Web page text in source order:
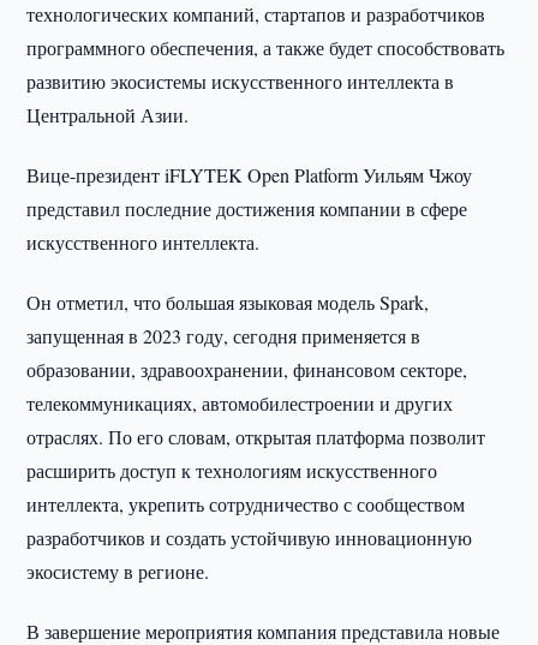
технологических компаний, стартапов и разработчиков
программного обеспечения, а также будет способствовать
развитию экосистемы искусственного интеллекта в
Центральной Азии.
Вице-президент iFLYTEK Open Platform Уильям Чжоу
представил последние достижения компании в сфере
искусственного интеллекта.
Он отметил, что большая языковая модель Spark,
запущенная в 2023 году, сегодня применяется в
образовании, здравоохранении, финансовом секторе,
телекоммуникациях, автомобилестроении и других
отраслях. По его словам, открытая платформа позволит
расширить доступ к технологиям искусственного
интеллекта, укрепить сотрудничество с сообществом
разработчиков и создать устойчивую инновационную
экосистему в регионе.
В завершение мероприятия компания представила новые